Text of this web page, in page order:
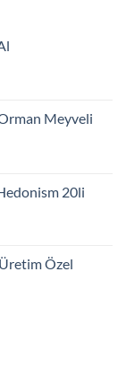
Meyveli
20li
Özel